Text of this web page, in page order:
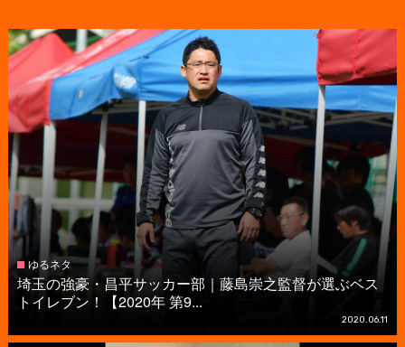
ゆるネタ
埼玉の強豪・昌平サッカー部｜藤島崇之監督が選ぶベス
トイレブン！【2020年 第9...
2020.06.11